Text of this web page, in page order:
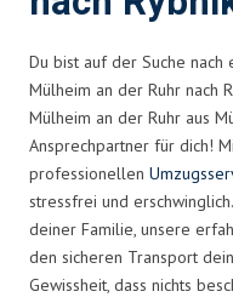
Du bist auf der Suche nach
Mülheim an der Ruhr nach
Mülheim an der Ruhr aus
Ansprechpartner für dich!
professionellen
stressfrei und
deiner Familie, unsere
den sicheren Transport
Gewissheit, dass nichts